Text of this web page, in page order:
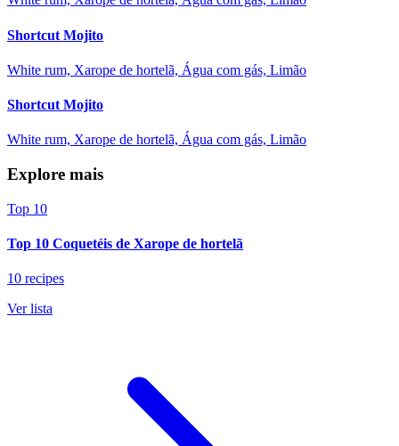
Shortcut Mojito
White rum, Xarope de hortelã, Água com gás, Limão
Shortcut Mojito
White rum, Xarope de hortelã, Água com gás, Limão
Explore mais
Top 10
Top 10 Coquetéis de Xarope de hortelã
10 recipes
Ver lista